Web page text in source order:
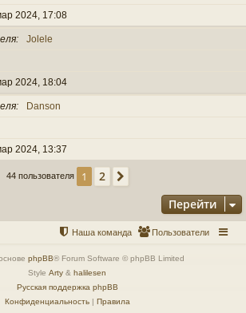
2024, 17:08
Jolele
2024, 18:04
Danson
2024, 13:37
44 пользователя 1 2
Перейти
Пользователи
Наша команда
phpBB® Forum Software © phpBB Limited
Style Arty & halilesen
Русская поддержка phpBB
Конфиденциальность| Правила